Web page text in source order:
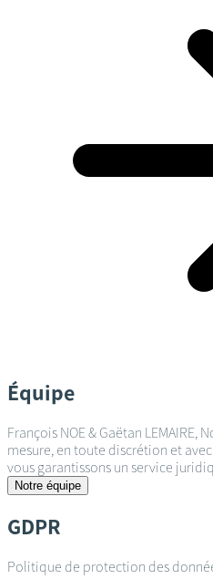
Équipe
François NOE & Gaëtan LEMAIRE,
mesure, en toute discrétion et
vous garantissons un service
Notre équipe
GDPR
Politique de protection des